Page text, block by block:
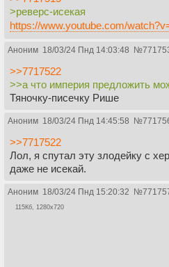
>реверс-исекая
https://www.youtube.com/
Аноним 18/03/24 Пнд 14:03:48 №
>>7717522
>>а что империя предложить
Тяночку-писечку Рише
Аноним 18/03/24 Пнд 14:45:58 №
>>7717522
Лол, я спутал эту злодейку с
даже не исекай.
Аноним 18/03/24 Пнд 15:20:32 №
115Кб, 1280x720